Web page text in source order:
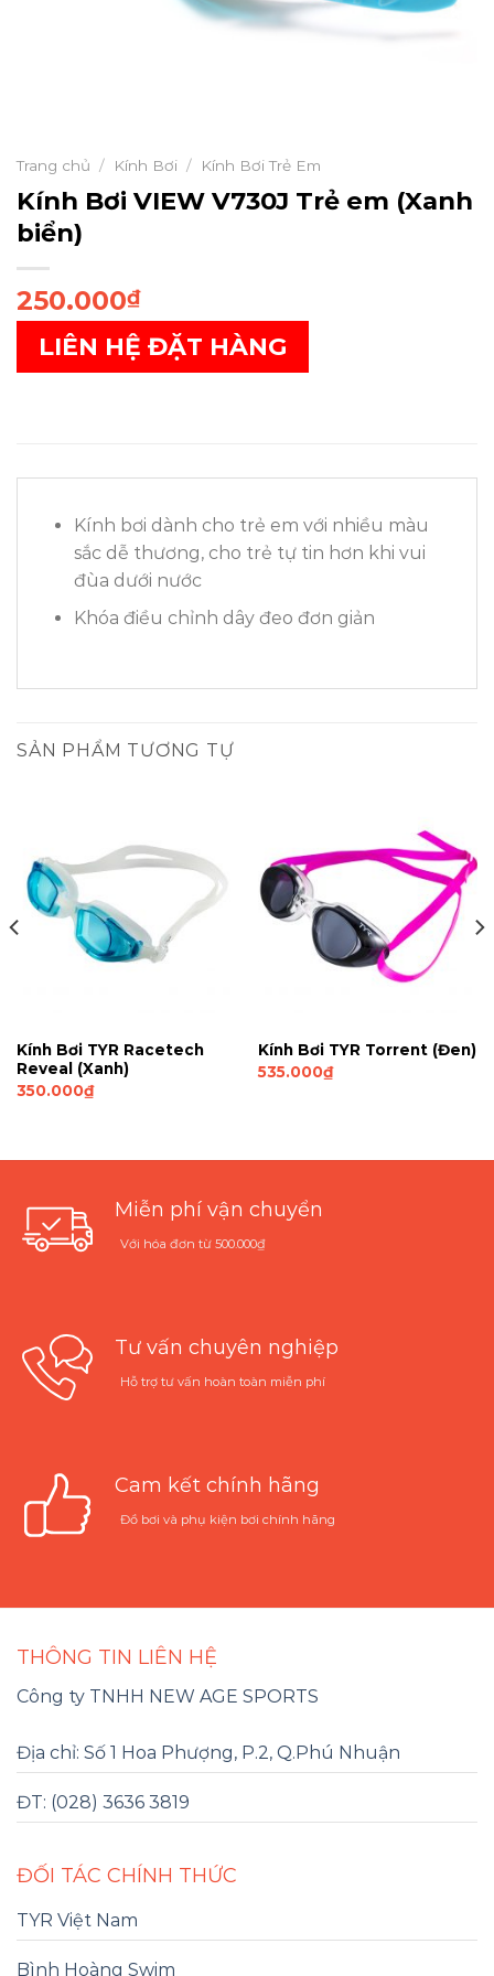
Trang chủ / Kính Bơi / Kính Bơi Trẻ Em
Kính Bơi VIEW V730J Trẻ em (Xanh
biển)
250.000₫
LIÊN HỆ ĐẶT HÀNG
Kính bơi dành cho trẻ em với nhiều màu
sắc dễ thương, cho trẻ tự tin hơn khi vui
đùa dưới nước
Khóa điều chỉnh dây đeo đơn giản
SẢN PHẨM TƯƠNG TỰ
Kính Bơi TYR Racetech
Reveal (Xanh)
350.000₫
Kính Bơi TYR Torrent (Đen)
535.000₫
Miễn phí vận chuyển
Với hóa đơn từ 500.000₫
Tư vấn chuyên nghiệp
Hỗ trợ tư vấn hoàn toàn miễn phí
Cam kết chính hãng
Đồ bơi và phụ kiện bơi chính hãng
THÔNG TIN LIÊN HỆ
Công ty TNHH NEW AGE SPORTS
Địa chỉ: Số 1 Hoa Phượng, P.2, Q.Phú Nhuận
ĐT: (028) 3636 3819
ĐỐI TÁC CHÍNH THỨC
TYR Việt Nam
Bình Hoàng Swim